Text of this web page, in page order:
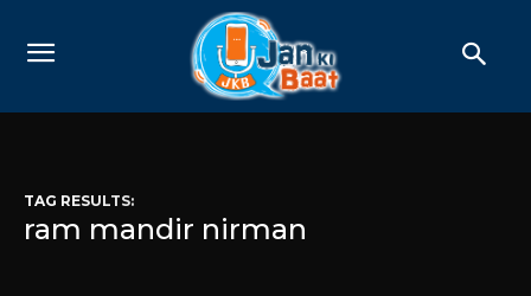
TAG RESULTS:
ram mandir nirman